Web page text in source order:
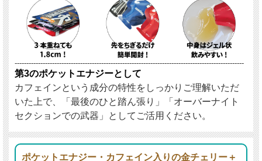
--------------------------------------------------------------------------------------------------
第3のポケットエナジーとして
カフェインという成分の特性をしっかりご理解いただ
いた上で、「最後のひと踏ん張り」「オーバーナイト
セクションでの武器」としてご活用ください。
ポケットエナジー・カフェイン入りの金チェリー＋